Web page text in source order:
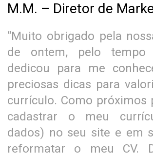
M.M. – Diretor de
“Muito obrigado pela
de ontem, pelo tempo
dedicou para me
preciosas dicas para
currículo. Como próximos
cadastrar o meu
dados) no seu site e em
reformatar o meu CV.